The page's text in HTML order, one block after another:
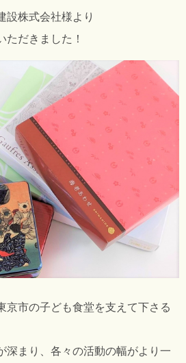
設株式会社様より
だきました！
京市の子ども食堂を支えて下さる
深まり、各々の活動の幅がより一